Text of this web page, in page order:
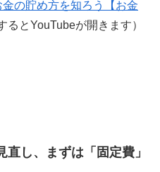
の貯め方を知ろう【お金
るとYouTubeが開きます）
し、まずは「固定費」